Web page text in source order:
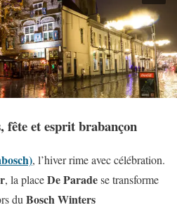
et esprit brabançon
, l’hiver rime avec célébration.
, la placeDe Paradese transforme
duBosch Winters